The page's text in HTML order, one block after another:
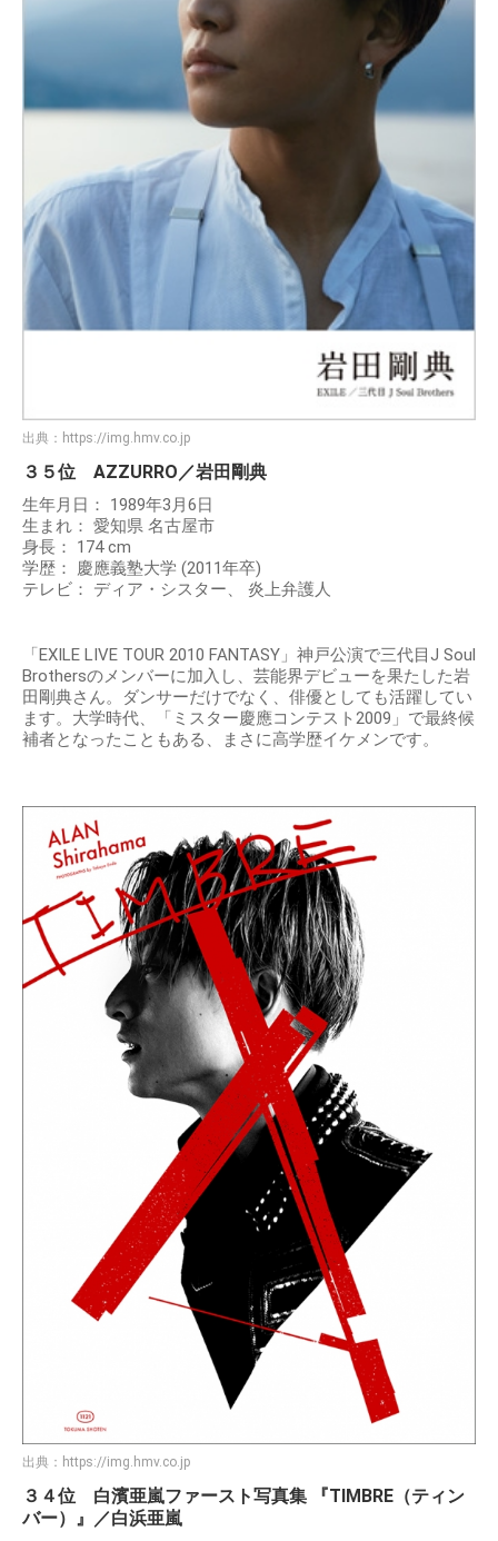
出典： https://img.hmv.co.jp
３５位 AZZURRO／岩田剛典
生年月日： 1989年3月6日
生まれ： 愛知県 名古屋市
身長： 174 cm
学歴： 慶應義塾大学 (2011年卒)
テレビ： ディア・シスター、 炎上弁護人
「EXILE LIVE TOUR 2010 FANTASY」神戸公演で三代目J Soul
Brothersのメンバーに加入し、芸能界デビューを果たした岩
田剛典さん。ダンサーだけでなく、俳優としても活躍してい
ます。大学時代、「ミスター慶應コンテスト2009」で最終候
補者となったこともある、まさに高学歴イケメンです。
出典： https://img.hmv.co.jp
３４位 白濱亜嵐ファースト写真集 『TIMBRE（ティン
バー）』／白浜亜嵐